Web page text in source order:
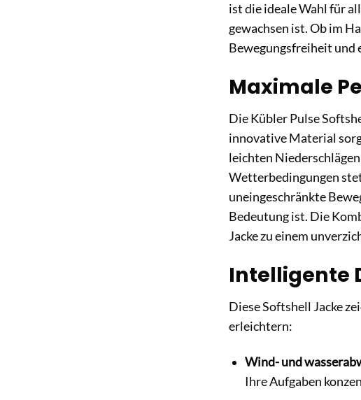
ist die ideale Wahl für
gewachsen ist. Ob im
Bewegungsfreiheit und
Maximale
Die Kübler Pulse
innovative Material
leichten
Wetterbedingungen
uneingeschränkte
Bedeutung ist. Die
Jacke zu einem
Intelligente
Diese Softshell Jacke
erleichtern:
Wind- und
Ihre Aufgaben